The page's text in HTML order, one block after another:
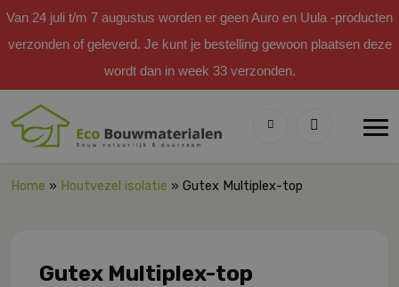
Van 24 juli t/m 7 augustus worden er geen Auro en Uula -producten
verzonden of geleverd. Je kunt je bestelling gewoon plaatsen deze
wordt dan in week 33 verzonden.
Home » Houtvezel isolatie » Gutex Multiplex-top
Gutex Multiplex-top